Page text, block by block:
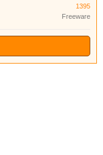
1395
Freeware